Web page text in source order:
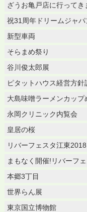
ざうお亀戸店に行ってき
祝31周年ドリームジャパ
新型車両
そらまめ祭り
谷川俊太郎展
ピタットハウス経営方針
大島味噌ラーメンカップ
永岡クリニック内覧会
皇居の桜
リバーフェスタ江東2018
まもなく開催!リバーフ
本郷3丁目
世界らん展
東京国立博物館